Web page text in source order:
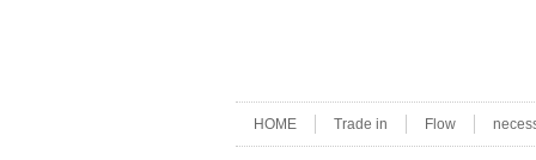
HOME Trade in Flow